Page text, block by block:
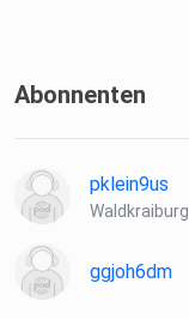
Abonnenten
pklein9us
Waldkraiburg
ggjoh6dm